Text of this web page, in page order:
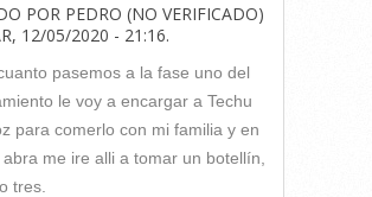
POR PEDRO (NO VERIFICADO)
12/05/2020 - 21:16.
pasemos a la fase uno del
le voy a encargar a Techu
para comerlo con mi familia y en
me ire alli a tomar un botellín,
tres.